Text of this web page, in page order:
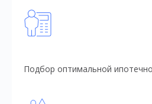
Подбор оптимальной